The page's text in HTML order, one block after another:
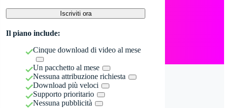
Iscriviti ora
Il piano include:
Cinque download di video al mese
Un pacchetto al mese
Nessuna attribuzione richiesta
Download più veloci
Supporto prioritario
Nessuna pubblicità